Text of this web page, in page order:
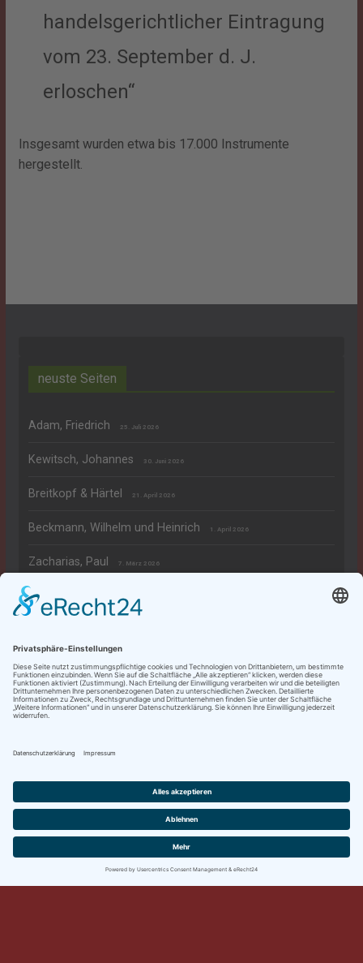
handelsgerichtlicher Eintragung
vom 23. September d. J.
erloschen“
Insgesamt wurden etwa bis 17.000 Instrumente
hergestellt.
neuste Seiten
Adam, Friedrich 25. Juli 2026
Kewitsch, Johannes 30. Juni 2026
Breitkopf & Härtel 21. April 2026
Beckmann, Wilhelm und Heinrich 1. April 2026
Zacharias, Paul 7. März 2026
Rechtliches
Datenschutzerklärung
Impressum
Dieter's Klavierseiten
vorbehalten.
von ThemeGrill. Präsentiert von